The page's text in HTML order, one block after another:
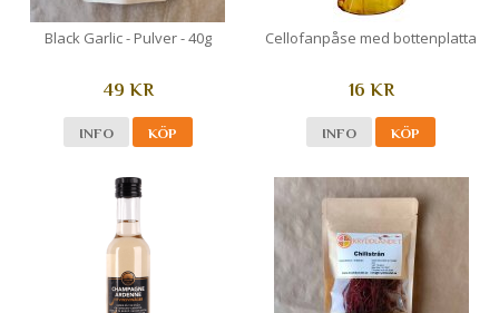
Black Garlic - Pulver - 40g
49 KR
INFO KÖP
Cellofanpåse med bottenplatta
16 KR
INFO KÖP